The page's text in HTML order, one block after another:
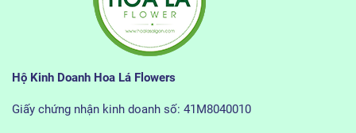
Hộ Kinh Doanh Hoa Lá Flowers
Giấy chứng nhận kinh doanh số: 41M8040010